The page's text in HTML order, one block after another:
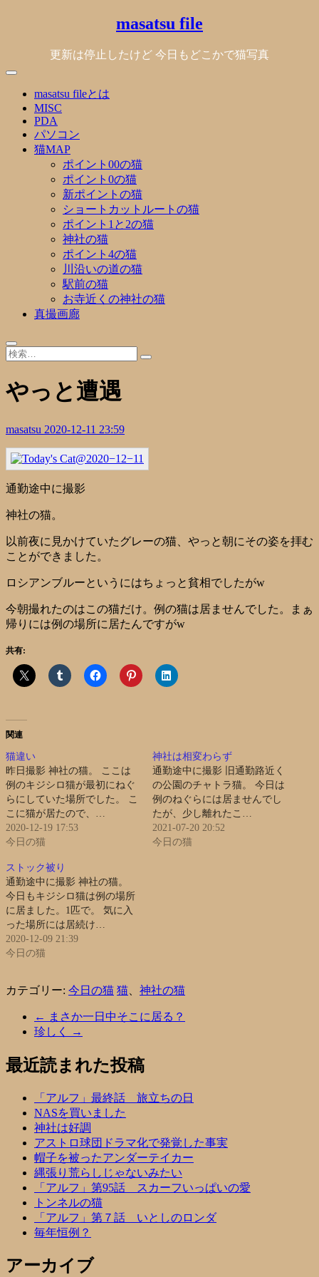
masatsu file
更新は停止したけど 今日もどこかで猫写真
masatsu fileとは
MISC
PDA
パソコン
猫MAP
ポイント00の猫
ポイント0の猫
新ポイントの猫
ショートカットルートの猫
ポイント1と2の猫
神社の猫
ポイント4の猫
川沿いの道の猫
駅前の猫
お寺近くの神社の猫
真撮画廊
やっと遭遇
masatsu 2020-12-11 23:59
通勤途中に撮影
神社の猫。
以前夜に見かけていたグレーの猫、やっと朝にその姿を拝む
ことができました。
ロシアンブルーというにはちょっと貧相でしたがw
今朝撮れたのはこの猫だけ。例の猫は居ませんでした。まぁ
帰りには例の場所に居たんですがw
共有:
関連
猫違い
昨日撮影 神社の猫。 ここは
例のキジシロ猫が最初にねぐ
らにしていた場所でした。 こ
こに猫が居たので、…
2020-12-19 17:53
今日の猫
神社は相変わらず
通勤途中に撮影 旧通勤路近く
の公園のチャトラ猫。 今日は
例のねぐらには居ませんでし
たが、少し離れたこ…
2021-07-20 20:52
今日の猫
ストック被り
通勤途中に撮影 神社の猫。
今日もキジシロ猫は例の場所
に居ました。1匹で。 気に入
った場所には居続け…
2020-12-09 21:39
今日の猫
カテゴリー: 今日の猫 猫 神社の猫
← まさか一日中そこに居る？
珍しく
→
最近読まれた投稿
「アルフ」最終話 旅立ちの日
NASを買いました
神社は好調
アストロ球団ドラマ化で発覚した事実
帽子を被ったアンダーテイカー
縄張り荒らしじゃないみたい
「アルフ」第95話 スカーフいっぱいの愛
トンネルの猫
「アルフ」第７話 いとしのロンダ
毎年恒例？
アーカイブ